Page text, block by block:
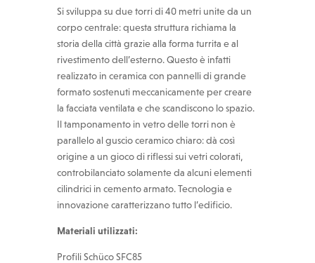
Si sviluppa su due torri di 40 metri unite da un
corpo centrale: questa struttura richiama la
storia della città grazie alla forma turrita e al
rivestimento dell’esterno. Questo è infatti
realizzato in ceramica con pannelli di grande
formato sostenuti meccanicamente per creare
la facciata ventilata e che scandiscono lo spazio.
Il tamponamento in vetro delle torri non è
parallelo al guscio ceramico chiaro: dà così
origine a un gioco di riflessi sui vetri colorati,
controbilanciato solamente da alcuni elementi
cilindrici in cemento armato. Tecnologia e
innovazione caratterizzano tutto l’edificio.
Materiali utilizzati:
Profili Schüco SFC85